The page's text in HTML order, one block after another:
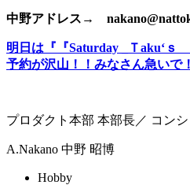
中野アドレス→
明日は『『Saturday _Ｔaku‘
予約が沢山！！みなさん急いで
プロダクト本部 本部長／ コンシ
A.Nakano 中野 昭博
Hobby